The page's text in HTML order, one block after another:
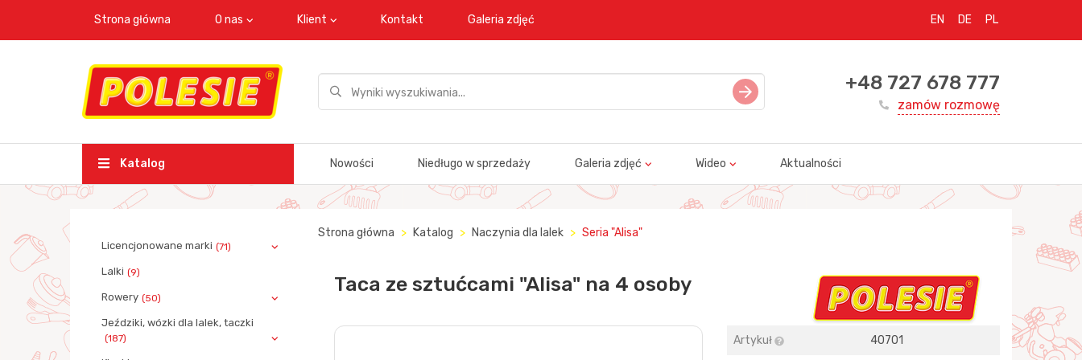
Strona główna O nas Klient Kontakt Galeria zdjęć EN DE PL
+48 727 678 777
zamów rozmowę
Katalog Nowości Niedługo w sprzedaży Galeria zdjęć Wideo Aktualności
Licencjonowane marki (71)
Lalki (9)
Rowery (50)
Jeździki, wózki dla lalek, taczki
(187)
Strona główna Katalog Naczynia dla lalek Seria "Alisa"
Taca ze sztućcami "Alisa" na 4 osoby
Artykuł 40701